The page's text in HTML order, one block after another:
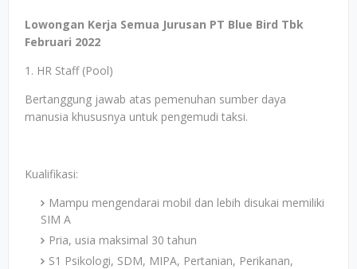
Lowongan Kerja Semua Jurusan PT Blue Bird Tbk
Februari 2022
1. HR Staff (Pool)
Bertanggung jawab atas pemenuhan sumber daya
manusia khususnya untuk pengemudi taksi.
Kualifikasi:
Mampu mengendarai mobil dan lebih disukai memiliki
SIM A
Pria, usia maksimal 30 tahun
S1 Psikologi, SDM, MIPA, Pertanian, Perikanan,